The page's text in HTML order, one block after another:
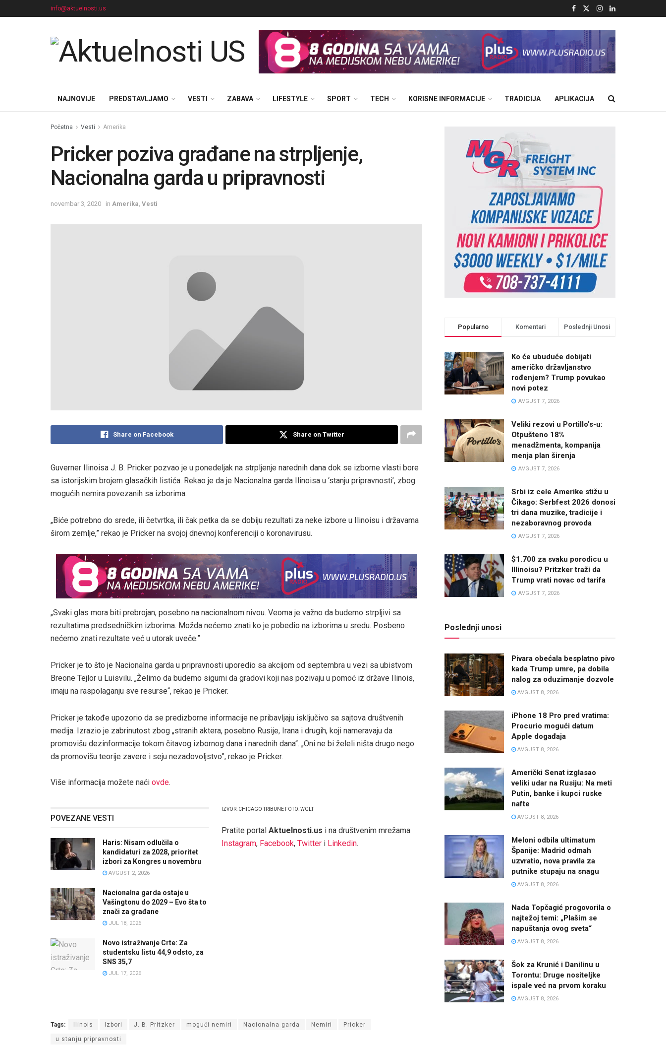
info@aktuelnosti.us
NAJNOVIJE PREDSTAVLJAMO VESTI ZABAVA LIFESTYLE SPORT TECH KORISNE INFORMACIJE TRADICIJA APLIKACIJA
Početna Vesti Amerika
Pricker poziva građane na strpljenje,
Nacionalna garda u pripravnosti
novembar 3, 2020 in Amerika Vesti
Share on Facebook Share on Twitter
Guverner Ilinoisa J. B. Pricker pozvao je u ponedeljak na strpljenje narednih dana dok se izborne vlasti bore
sa istorijskim brojem glasačkih listića. Rekao je da je Nacionalna garda Ilinoisa u ‘stanju pripravnosti’, zbog
mogućih nemira povezanih sa izborima.
„Biće potrebno do srede, ili četvrtka, ili čak petka da se dobiju rezultati za neke izbore u Ilinoisu i državama
širom zemlje,” rekao je Pricker na svojoj dnevnoj konferenciji o koronavirusu.
„Svaki glas mora biti prebrojan, posebno na nacionalnom nivou. Veoma je važno da budemo strpljivi sa
rezultatima predsedničkim izborima. Možda nećemo znati ko je pobedio na izborima u sredu. Posbeno
nećemo znati rezultate već u utorak uveče.”
Pricker je to što je Nacionalna garda u pripravnosti uporedio sa akcijom od septembra u vezi sa ubistvom
Breone Tejlor u Luisvilu. „Želimo da budemo sigurni da gradovi koji nas pozivaju u pomoć iz države Ilinois,
imaju na raspolaganju sve resurse“, rekao je Pricker.
Pricker je takođe upozorio da se predizborne informacije ne pribavljaju isključivo sa sajtova društvenih
medija. Izrazio je zabrinutost zbog „stranih aktera, posebno Rusije, Irana i drugih, koji nameravaju da
promovišu dezinformacije tokom čitavog izbornog dana i narednih dana“. „Oni ne bi želeli ništa drugo nego
da promovišu teorije zavere i seju nezadovoljstvo”, rekao je Pricker.
Više informacija možete naći ovde.
POVEZANE VESTI
Haris: Nisam odlučila o
kandidaturi za 2028, prioritet
izbori za Kongres u novembru
AVGUST 2, 2026
Nacionalna garda ostaje u
Vašingtonu do 2029 – Evo šta to
znači za građane
JUL 18, 2026
Novo istraživanje Crte: Za
studentsku listu 44,9 odsto, za
SNS 35,7
JUL 17, 2026
IZVOR: CHICAGO TRIBUNE FOTO: WGLT
Pratite portal Aktuelnosti.us i na društvenim mrežama
Instagram, Facebook, Twitter i Linkedin.
Tags: Ilinois Izbori J. B. Pritzker mogući nemiri Nacionalna garda Nemiri Pricker
u stanju pripravnosti
Popularno Komentari Poslednji Unosi
Ko će ubuduće dobijati
američko državljanstvo
rođenjem? Trump povukao
novi potez
AVGUST 7, 2026
Veliki rezovi u Portillo’s-u:
Otpušteno 18%
menadžmenta, kompanija
menja plan širenja
AVGUST 7, 2026
Srbi iz cele Amerike stižu u
Čikago: Serbfest 2026 donosi
tri dana muzike, tradicije i
nezaboravnog provoda
AVGUST 7, 2026
$1.700 za svaku porodicu u
Illinoisu? Pritzker traži da
Trump vrati novac od tarifa
AVGUST 7, 2026
Poslednji unosi
Pivara obećala besplatno pivo
kada Trump umre, pa dobila
nalog za oduzimanje dozvole
AVGUST 8, 2026
iPhone 18 Pro pred vratima:
Procurio mogući datum
Apple događaja
AVGUST 8, 2026
Američki Senat izglasao
veliki udar na Rusiju: Na meti
Putin, banke i kupci ruske
nafte
AVGUST 8, 2026
Meloni odbila ultimatum
Španije: Madrid odmah
uzvratio, nova pravila za
putnike stupaju na snagu
AVGUST 8, 2026
Nada Topčagić progovorila o
najtežoj temi: „Plašim se
napuštanja ovog sveta“
AVGUST 8, 2026
Šok za Krunić i Danilinu u
Torontu: Druge nositeljke
ispale već na prvom koraku
AVGUST 8, 2026